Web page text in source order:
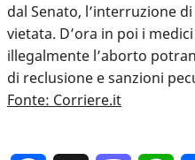
dal Senato, l’interruzione
vietata. D’ora in poi i
illegalmente l’aborto
di reclusione e sanzioni
Fonte: Corriere.it